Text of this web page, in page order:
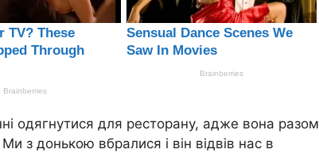
одягнутися для ресторану, адже вона разом
з донькою вбралися і він відвів нас в